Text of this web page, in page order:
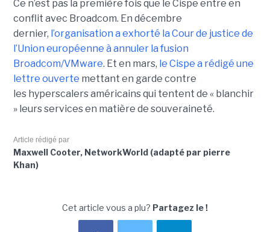
Ce n’est pas la première fois que le Cispe entre en
conflit avec Broadcom. En décembre
dernier, l’organisation a exhorté la Cour de justice de
l’Union européenne à annuler la fusion
Broadcom/VMware. Et en mars, le Cispe a rédigé une
lettre ouverte mettant en garde contre
les hyperscalers américains qui tentent de « blanchir
» leurs services en matière de souveraineté.
Article rédigé par
Maxwell Cooter, NetworkWorld (adapté par pierre
Khan)
Cet article vous a plu? Partagez le !